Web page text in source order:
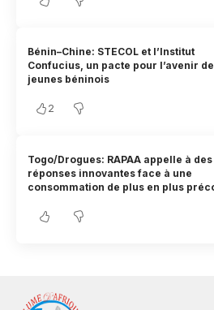
Bénin–Chine: STECOL et l’Institut
Confucius, un pacte pour l’avenir
jeunes béninois
2
Togo/Drogues: RAPAA appelle à des
réponses innovantes face à une
consommation de plus en plus